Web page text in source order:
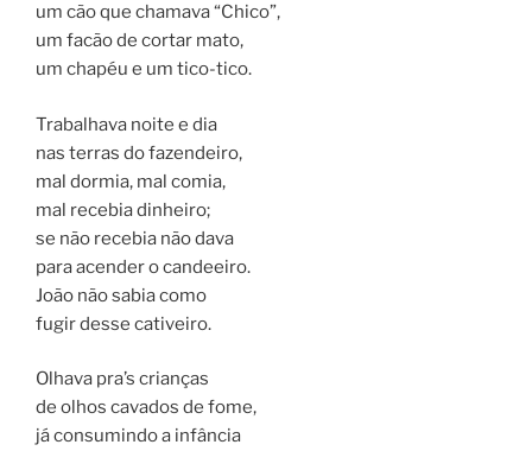
um cão que chamava “Chico”,
um facão de cortar mato,
um chapéu e um tico-tico.
Trabalhava noite e dia
nas terras do fazendeiro,
mal dormia, mal comia,
mal recebia dinheiro;
se não recebia não dava
para acender o candeeiro.
João não sabia como
fugir desse cativeiro.
Olhava pra’s crianças
de olhos cavados de fome,
já consumindo a infância